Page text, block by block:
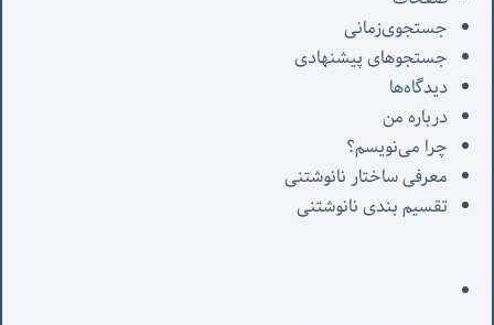
جستجوی‌زمانی
جستجوهای پیشنهادی
دیدگاه‌ها
درباره من
چرا می‌نویسم؟
معرفی‌ ساختار نانوشتنی
تقسیم بندی نانوشتنی